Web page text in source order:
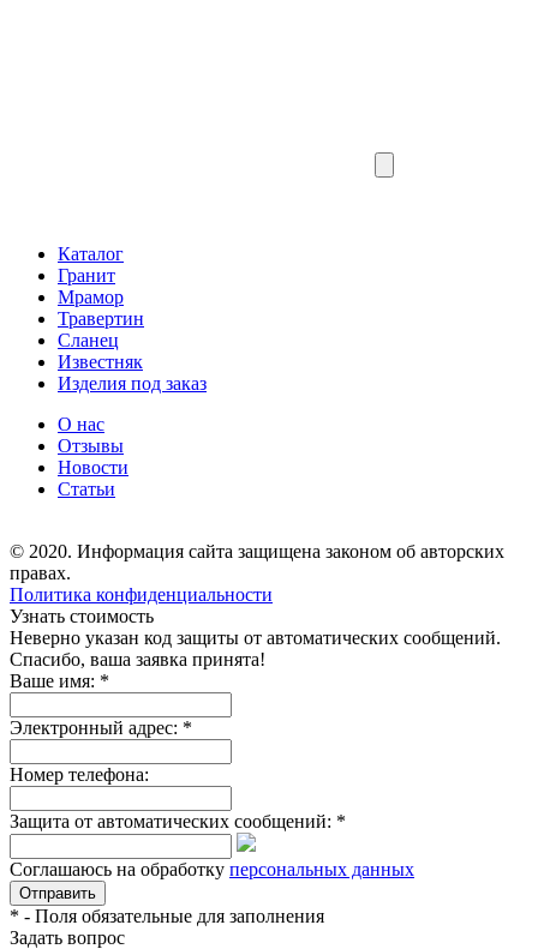
Каталог
Гранит
Мрамор
Травертин
Сланец
Известняк
Изделия под заказ
О нас
Отзывы
Новости
Статьи
© 2020. Информация сайта защищена законом об авторских
правах.
Политика конфиденциальности
Узнать стоимость
Неверно указан код защиты от автоматических сообщений.
Спасибо, ваша заявка принята!
Ваше имя: *
Электронный адрес: *
Номер телефона:
Защита от автоматических сообщений: *
Соглашаюсь на обработку персональных данных
* - Поля обязательные для заполнения
Задать вопрос